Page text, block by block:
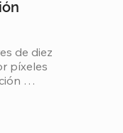
de diez
píxeles
crean
para las